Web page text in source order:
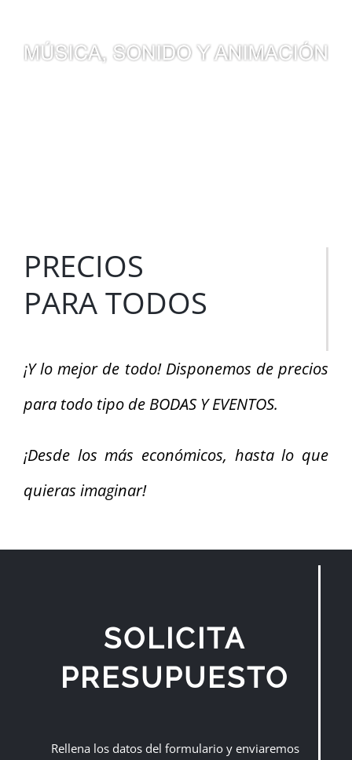
PRECIOS
PARA TODOS
¡Y lo mejor de todo! Disponemos de precios
para todo tipo de BODAS Y EVENTOS.
¡Desde los más económicos, hasta lo que
quieras imaginar!
SOLICITA
PRESUPUESTO
Rellena los datos del formulario y enviaremos